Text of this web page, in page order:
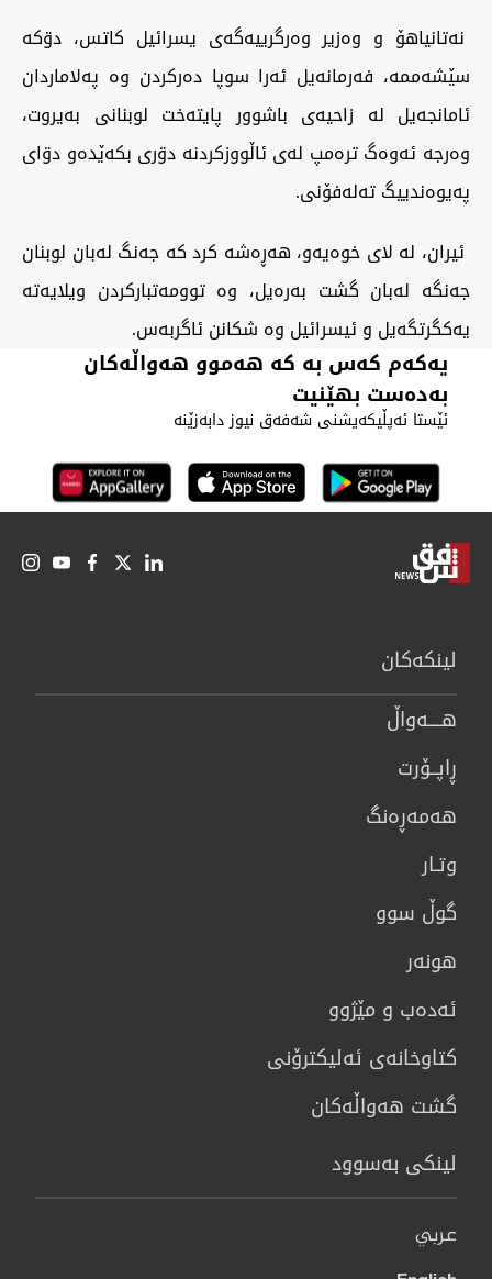
نەتانیاهۆ و وەزیر وەرگرییەگەی یسرائیل کاتس، دۊکە
سێشەممە، فەرمانەیل ئەرا سوپا دەرکردن وە پەلاماردان
ئامانجەیل لە زاحیەی باشوور پایتەخت لوبنانی بەیروت،
وەرجە ئەوەگ ترەمپ لەی ئاڵووزکردنە دۊری بکەێدەو دۊای
پەیوەندییگ تەلەفۆنی.
ئیران، لە لای خوەیەو، هەڕەشە کرد کە جەنگ لەبان لوبنان
جەنگە لەبان گشت بەرەیل، وە توومەتبارکردن ویلایەتە
یەکگرتگەیل و ئیسرائیل وە شکانن ئاگربەس.
یەکەم کەس بە کە هەموو هەواڵەکان
بەدەست بهێنیت
ئێستا ئەپڵیکەیشنی شەفەق نیوز دابەزێنە
لینكەكان
هــــه‌واڵ
ڕاپــۆرت
هه‌مه‌ڕه‌نگ
وتـار
گوڵ سوو
هونه‌ر
ئەدەب و مێژوو
كتاوخانه‌ی ئه‌ليكترۆنی
گشت هەواڵەکان
لینکی بەسوود
عربي